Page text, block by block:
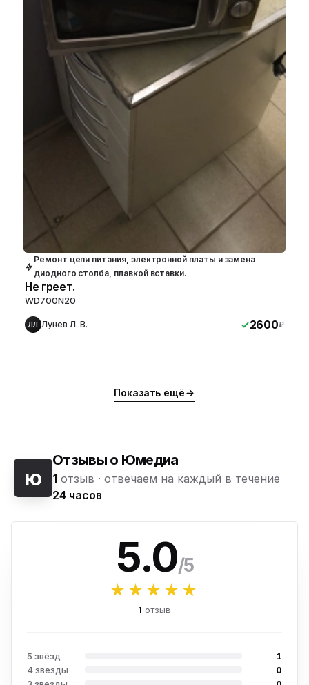
Ремонт цепи питания, электронной платы и замена
диодного столба, плавкой вставки.
Не греет.
WD700N20
ЛЛ Лунев Л. В. 2600₽
Показать ещё
ю
Отзывы о Юмедиа
1 отзыв · отвечаем на каждый в течение
24 часов
5.0/5
★★★★★
1 отзыв
5 звёзд
1
4 звезды
0